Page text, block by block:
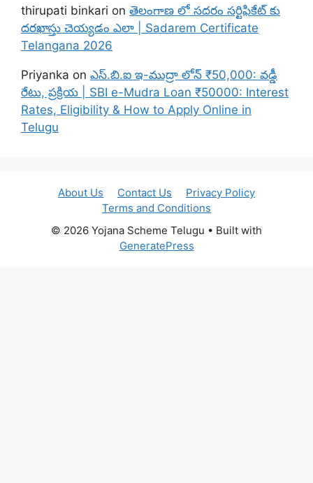
thirupati binkari on తెలంగాణ లో సదరం సర్టిఫికేట్ కు
దరఖాస్తు చెయ్యడం ఎలా | Sadarem Certificate
Telangana 2026
Priyanka on ఎస్.బి.ఐ ఇ-ముద్రా లోన్ ₹50,000: వడ్డీ
రేటు, ప్రక్రియ | SBI e-Mudra Loan ₹50000: Interest
Rates, Eligibility & How to Apply Online in
Telugu
About Us Contact Us
Privacy Policy
Terms and Conditions
© 2026 Yojana Scheme Telugu • Built with
GeneratePress